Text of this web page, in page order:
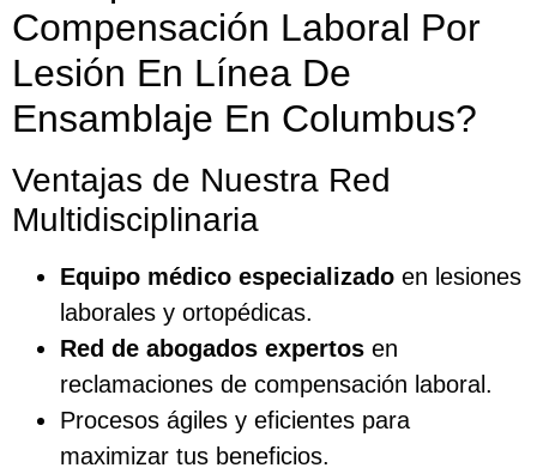
Compensación Laboral Por
Lesión En Línea De
Ensamblaje En Columbus?
Ventajas de Nuestra Red
Multidisciplinaria
Equipo médico especializado en lesiones
laborales y ortopédicas.
Red de abogados expertos en
reclamaciones de compensación laboral.
Procesos ágiles y eficientes para
maximizar tus beneficios.